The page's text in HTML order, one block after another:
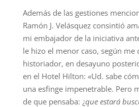
Además de las gestiones
Ramón J. Velásquez consintió
mi embajador de la iniciativa
le hizo el menor caso, según me
historiador, en desayuno
en el Hotel Hilton: «Ud. sabe
una esfinge impenetrable. Pero
de que pensaba: ¿que estará